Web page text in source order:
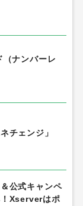
（ナンバーレ
チェンジ」
公式キャンペ
Xserverはポ